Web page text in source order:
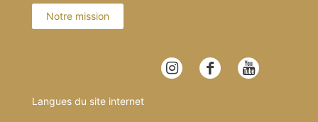
Notre mission
Langues du site internet